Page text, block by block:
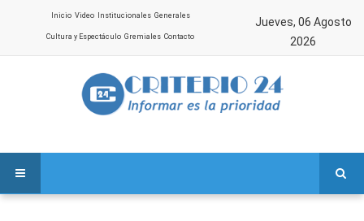
Inicio Video Institucionales Generales
Cultura y Espectáculo Gremiales Contacto
Jueves, 06 Agosto
2026